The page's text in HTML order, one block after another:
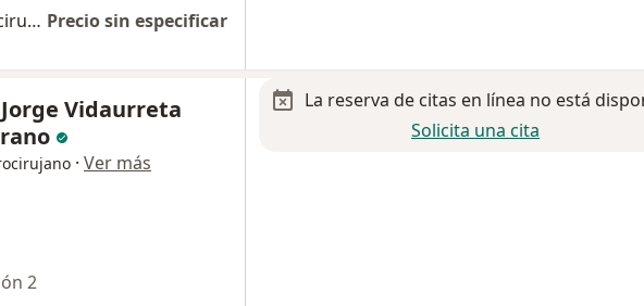
Primera visita Neurocirugía Precio sin especificar
Vidaurreta
· Ver más
2
La reserva de citas en línea no está
Solicita una cita